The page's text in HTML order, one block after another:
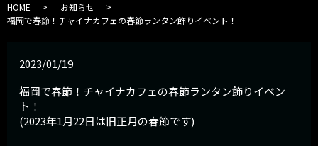
HOME
お知らせ
福岡で春節！チャイナカフェの春節ランタン飾りイベント！
2023/01/19
福岡で春節！チャイナカフェの春節ランタン飾りイベン
ト！
(2023年1月22日は旧正月の春節です)